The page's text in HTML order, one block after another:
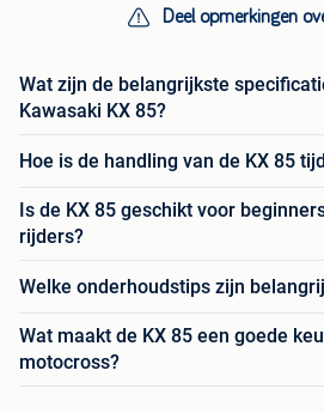
Deel opmerkingen
Wat zijn de belangrijkste
Kawasaki KX 85?
Hoe is de handling van de KX 85
Is de KX 85 geschikt voor
rijders?
Welke onderhoudstips zijn
Wat maakt de KX 85 een goede
motocross?